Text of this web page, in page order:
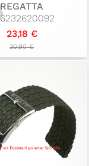
REGATTA
23,18 €
30,90 €